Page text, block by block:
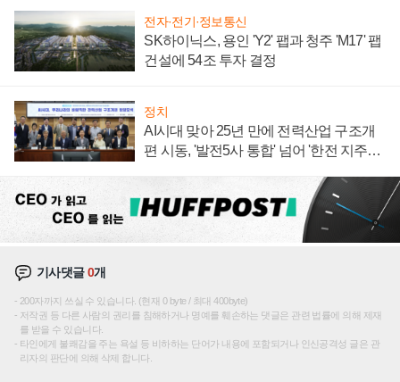
전자·전기·정보통신
SK하이닉스, 용인 'Y2' 팹과 청주 'M17' 팹
건설에 54조 투자 결정
정치
AI시대 맞아 25년 만에 전력산업 구조개
편 시동, '발전5사 통합' 넘어 '한전 지주사'
기사댓글0개
200자까지 쓰실 수 있습니다. (현재 0 byte / 최대 400byte)
저작권 등 다른 사람의 권리를 침해하거나 명예를 훼손하는 댓글은 관련 법률에 의해 제재
를 받을 수 있습니다.
타인에게 불쾌감을 주는 욕설 등 비하하는 단어가 내용에 포함되거나 인신공격성 글은 관
리자의 판단에 의해 삭제 합니다.